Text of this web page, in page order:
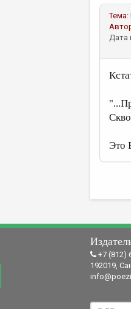
Тема:
Дата
Это
+7 (812)
192019,